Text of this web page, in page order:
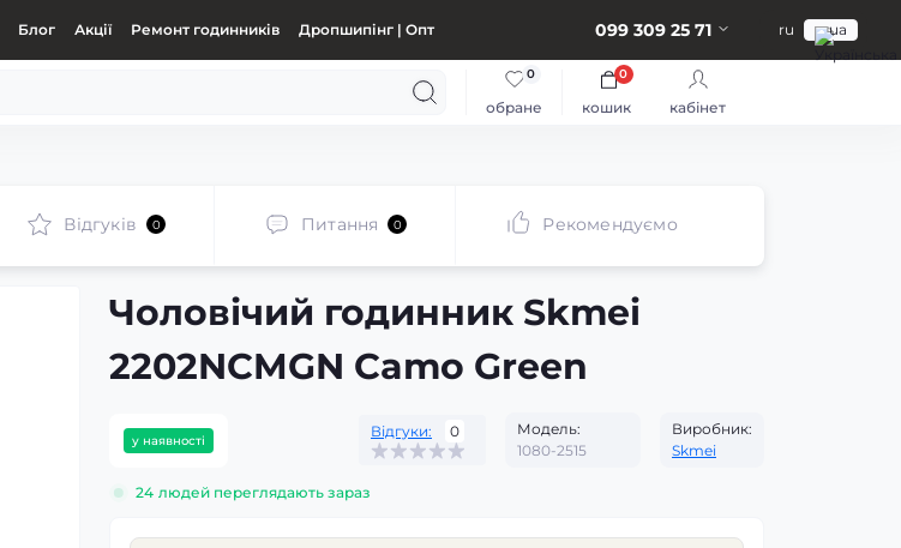
Блог Акції Ремонт годинників Дропшипінг | Опт 099 309 25 71 ru ua
обране
0
кошик
0
кабінет
Відгуків 0 Питання 0 Рекомендуємо
Чоловічий годинник Skmei
2202NCMGN Camo Green
у наявності Відгуки: 0
Модель:
1080-2515
Виробник:
Skmei
24 людей переглядають зараз